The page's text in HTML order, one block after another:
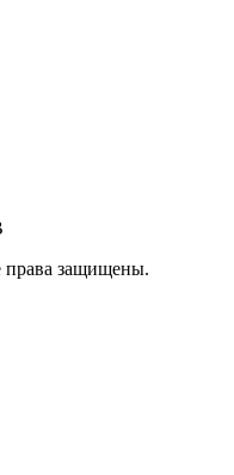
защищены.